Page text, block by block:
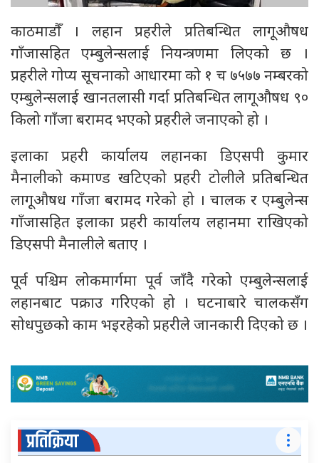
काठमाडौँ । लहान प्रहरीले प्रतिबन्धित लागूऔषध
गाँजासहित एम्बुलेन्सलाई नियन्त्रणमा लिएको छ ।
प्रहरीले गोप्य सूचनाको आधारमा को १ च ७५७७ नम्बरको
एम्बुलेन्सलाई खानतलासी गर्दा प्रतिबन्धित लागूऔषध ९०
किलो गाँजा बरामद भएको प्रहरीले जनाएको हो ।
इलाका प्रहरी कार्यालय लहानका डिएसपी कुमार
मैनालीको कमाण्ड खटिएको प्रहरी टोलीले प्रतिबन्धित
लागूऔषध गाँजा बरामद गरेको हो । चालक र एम्बुलेन्स
गाँजासहित इलाका प्रहरी कार्यालय लहानमा राखिएको
डिएसपी मैनालीले बताए ।
पूर्व पश्चिम लोकमार्गमा पूर्व जाँदै गरेको एम्बुलेन्सलाई
लहानबाट पक्राउ गरिएको हो । घटनाबारे चालकसँग
सोधपुछको काम भइरहेको प्रहरीले जानकारी दिएको छ ।
प्रतिक्रिया